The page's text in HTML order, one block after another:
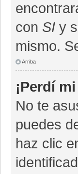
con SI y
mismo.
Arriba
¡Perdí
No te
puedes
haz clic